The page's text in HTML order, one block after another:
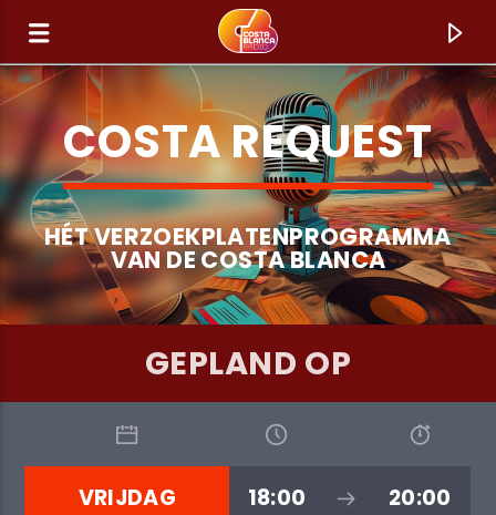
COSTA REQUEST
HÉT VERZOEKPLATENPROGRAMMA
VAN DE COSTA BLANCA
GEPLAND OP
VRIJDAG 18:00 20:00